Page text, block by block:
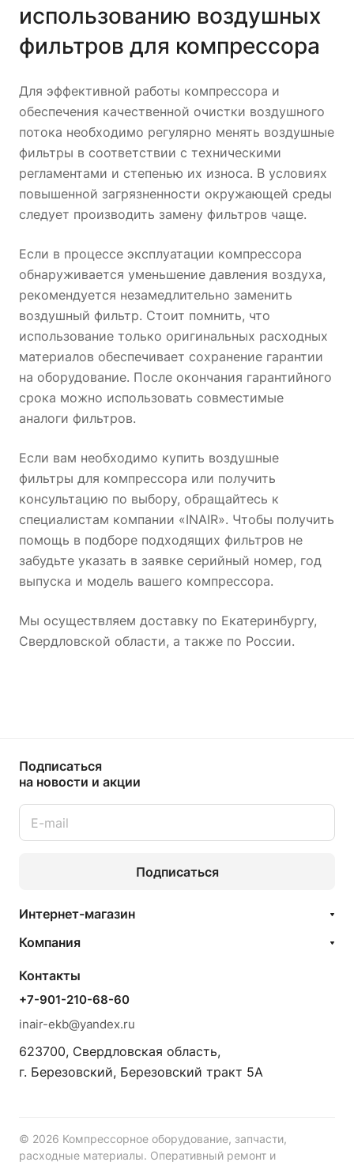
использованию воздушных
фильтров для компрессора
Для эффективной работы компрессора и
обеспечения качественной очистки воздушного
потока необходимо регулярно менять воздушные
фильтры в соответствии с техническими
регламентами и степенью их износа. В условиях
повышенной загрязненности окружающей среды
следует производить замену фильтров чаще.
Если в процессе эксплуатации компрессора
обнаруживается уменьшение давления воздуха,
рекомендуется незамедлительно заменить
воздушный фильтр. Стоит помнить, что
использование только оригинальных расходных
материалов обеспечивает сохранение гарантии
на оборудование. После окончания гарантийного
срока можно использовать совместимые
аналоги фильтров.
Если вам необходимо купить воздушные
фильтры для компрессора или получить
консультацию по выбору, обращайтесь к
специалистам компании «INAIR». Чтобы получить
помощь в подборе подходящих фильтров не
забудьте указать в заявке серийный номер, год
выпуска и модель вашего компрессора.
Мы осуществляем доставку по Екатеринбургу,
Свердловской области, а также по России.
Подписаться
на новости и акции
Подписаться
Интернет-магазин
Компания
Контакты
+7-901-210-68-60
inair-ekb@yandex.ru
623700, Свердловская область,
г. Березовский, Березовский тракт 5А
© 2026 Компрессорное оборудование, запчасти,
расходные материалы. Оперативный ремонт и